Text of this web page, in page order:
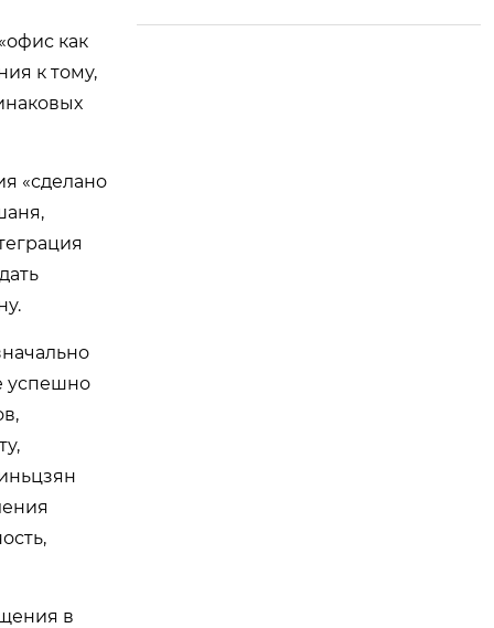
как
к тому,
«сделано
успешно
в
лка — новое направ